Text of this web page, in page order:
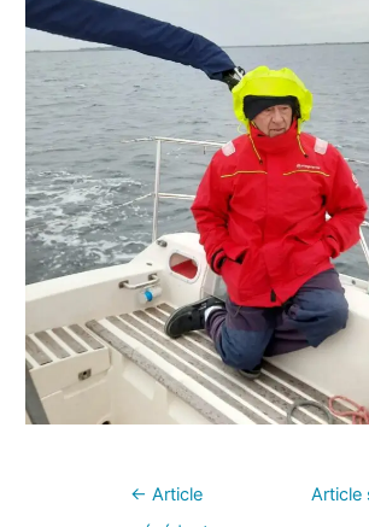
← Article
Article